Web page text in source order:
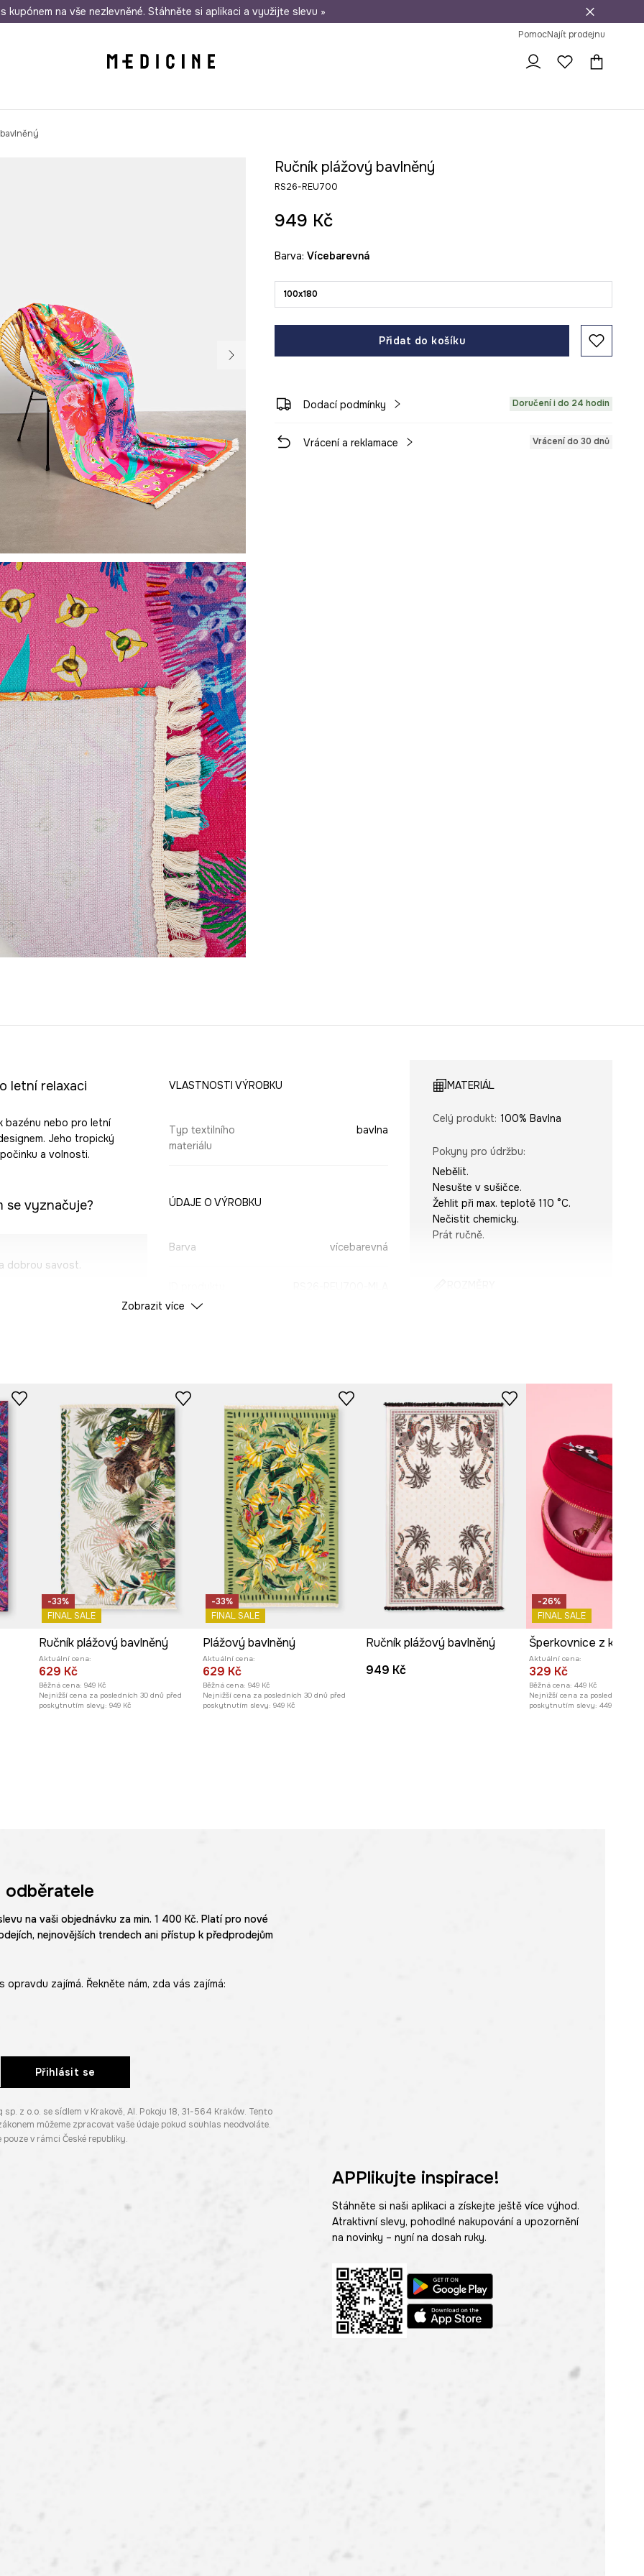
nákupu nad 1 200 Kč Odeslání i do 24 hodin 30 dní na vrácení zboží
s kupónem na vše nezlevněné. Stáhněte si aplikaci a využijte slevu »
PomocNajít prodejnu
Ručník plážový bavlněný
RS26-REU700
949 Kč
Barva: vícebarevná
100x180
Přidat do košíku
Dodací podmínky Doručení i do 24 hodin
Vrácení a reklamace Vrácení do 30 dnů
letní relaxaci
bazénu nebo pro letní
Jeho tropický
a volnosti.
se vyznačuje?
dobrou savost.
VLASTNOSTI VÝROBKU
Typ textilního
materiálu
bavlna
ÚDAJE O VÝROBKU
Barva vícebarevná
MATERIÁL
Celý produkt: 100% Bavlna
Pokyny pro údržbu:
Nebělit.
Nesušte v sušičce.
Žehlit při max. teplotě 110 °C.
Nečistit chemicky.
Prát ručně.
Zobrazit více
-33%
FINAL SALE
Ručník plážový bavlněný
Aktuální cena:
629 Kč
Běžná cena: 949 Kč
Nejnižší cena za posledních 30 dnů před
poskytnutím slevy: 949 Kč
-33%
FINAL SALE
Plážový bavlněný
Aktuální cena:
629 Kč
Běžná cena: 949 Kč
Nejnižší cena za posledních 30 dnů před
poskytnutím slevy: 949 Kč
Ručník plážový bavlněný
949 Kč
-26%
FINAL SALE
Aktuální cena:
329 Kč
Běžná cena: 449 Kč
Nejnižší cena za posledních 30
poskytnutím slevy: 449 Kč
odběratele
na vaši objednávku za min. 1 400 Kč. Platí pro nové
nejnovějších trendech ani přístup k předprodejům
zajímá. Řekněte nám, zda vás zajímá:
Přihlásit se
z o.o. se sídlem v Krakově, Al. Pokoju 18, 31-564 Kraków. Tento
můžeme zpracovat vaše údaje pokud souhlas neodvoláte.
pouze v rámci České republiky.
APPlikujte inspirace!
Stáhněte si naši aplikaci a získejte ještě více výhod.
Atraktivní slevy, pohodlné nakupování a upozornění
na novinky – nyní na dosah ruky.